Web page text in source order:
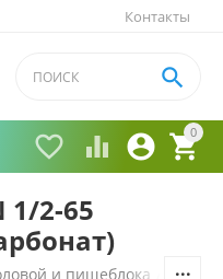
Контакты
0


 

1/2-65
и пищеблока